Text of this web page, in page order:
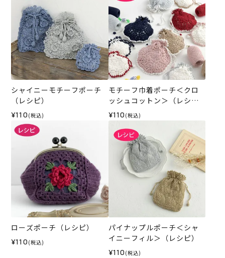
シャイニーモチーフポーチ
（レシピ）
¥110 (税込)
モチーフ巾着ポーチ＜クロ
ッシュコットン＞（レシ
ピ）
¥110 (税込)
ローズポーチ（レシピ）
¥110 (税込)
パイナップルポーチ＜シャ
イニーフィル＞（レシピ）
¥110 (税込)